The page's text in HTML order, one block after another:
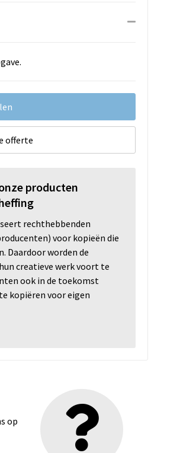
offerte
producten
rechthebbenden
voor kopieën die
Daardoor worden de
creatieve werk voort te
ook in de toekomst
kopiëren voor eigen
op